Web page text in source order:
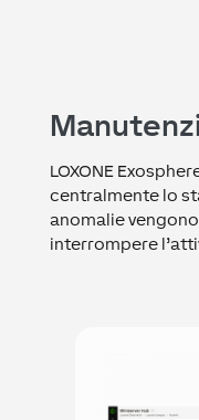
LOXONE
centralmente lo
anomalie
interrompere